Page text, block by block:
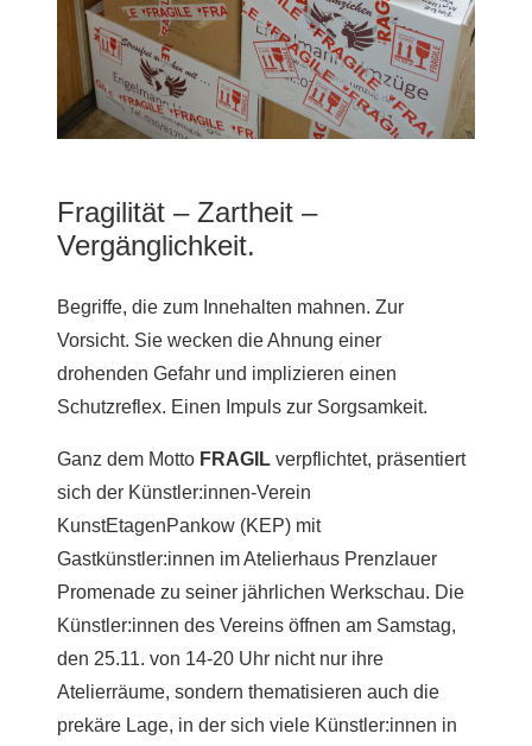
Fragilität – Zartheit –
Vergänglichkeit.
Begriffe, die zum Innehalten mahnen. Zur
Vorsicht. Sie wecken die Ahnung einer
drohenden Gefahr und implizieren einen
Schutzreflex. Einen Impuls zur Sorgsamkeit.
Ganz dem Motto FRAGIL verpflichtet, präsentiert
sich der Künstler:innen-Verein
KunstEtagenPankow (KEP) mit
Gastkünstler:innen im Atelierhaus Prenzlauer
Promenade zu seiner jährlichen Werkschau. Die
Künstler:innen des Vereins öffnen am Samstag,
den 25.11. von 14-20 Uhr nicht nur ihre
Atelierräume, sondern thematisieren auch die
prekäre Lage, in der sich viele Künstler:innen in